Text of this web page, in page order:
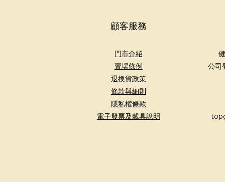
顧客服務
門市介紹
賣場條例
退換貨政策
條款與細則
隱私權條款
電子發票及載具說明
公司